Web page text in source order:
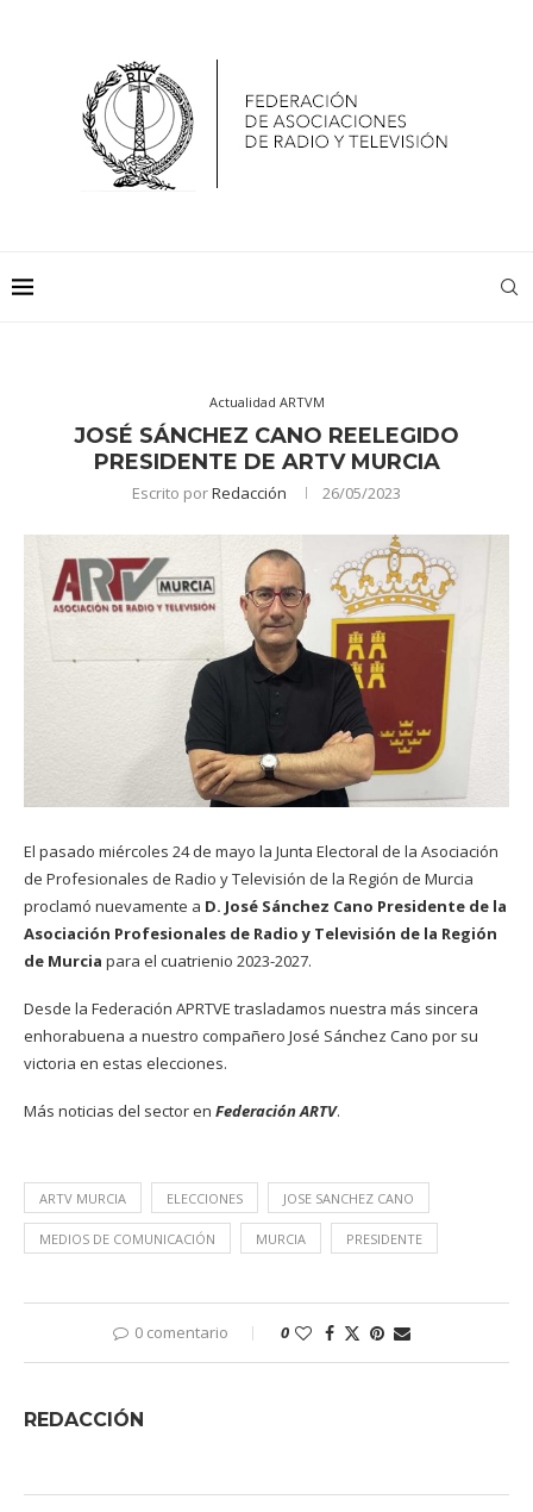
Actualidad ARTVM
JOSÉ SÁNCHEZ CANO REELEGIDO
PRESIDENTE DE ARTV MURCIA
Escrito porRedacción 26/05/2023
El pasado miércoles 24 de mayo la Junta Electoral de la Asociación
de Profesionales de Radio y Televisión de la Región de Murcia
proclamó nuevamente a D. José Sánchez Cano Presidente de la
Asociación Profesionales de Radio y Televisión de la Región
de Murcia para el cuatrienio 2023-2027.
Desde la Federación APRTVE trasladamos nuestra más sincera
enhorabuena a nuestro compañero José Sánchez Cano por su
victoria en estas elecciones.
Más noticias del sector en Federación ARTV.
ARTV MURCIA ELECCIONES JOSE SANCHEZ CANO
MEDIOS DE COMUNICACIÓN MURCIA PRESIDENTE
0 comentario 0
REDACCIÓN